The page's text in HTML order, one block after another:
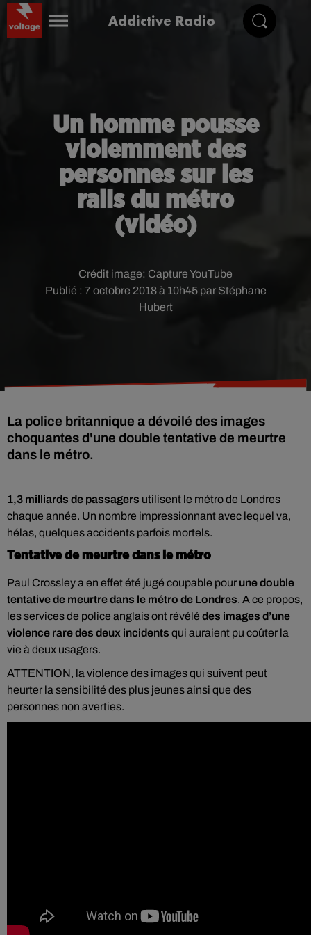
Addictive Radio
Un homme pousse
violemment des
personnes sur les
rails du métro
(vidéo)
Publié : 7 octobre 2018 à 10h45 par Stéphane
Hubert
Crédit image: Capture YouTube
La police britannique a dévoilé des images
choquantes d'une double tentative de meurtre
dans le métro.
1,3 milliards de passagers utilisent le métro de Londres
chaque année. Un nombre impressionnant avec lequel va,
hélas, quelques accidents parfois mortels.
Tentative de meurtre dans le métro
Paul Crossley a en effet été jugé coupable pour une double
tentative de meurtre dans le métro de Londres. A ce propos,
les services de police anglais ont révélé des images d’une
violence rare des deux incidents qui auraient pu coûter la
vie à deux usagers.
ATTENTION, la violence des images qui suivent peut
heurter la sensibilité des plus jeunes ainsi que des
personnes non averties.